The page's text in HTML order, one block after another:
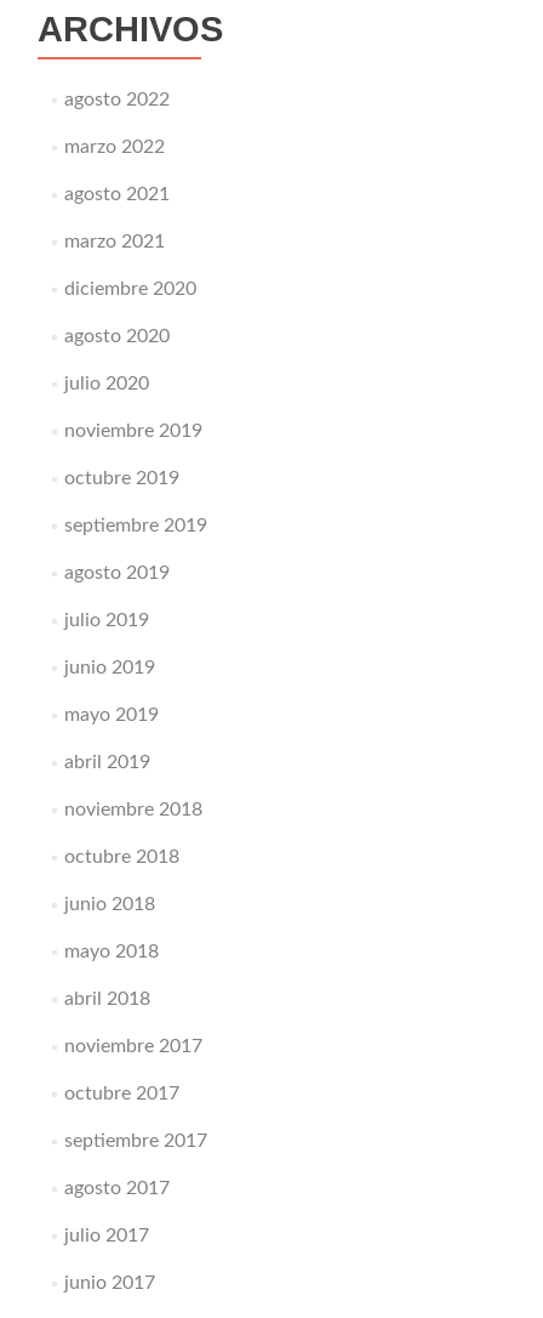
ARCHIVOS
agosto 2022
marzo 2022
agosto 2021
marzo 2021
diciembre 2020
agosto 2020
julio 2020
noviembre 2019
octubre 2019
septiembre 2019
agosto 2019
julio 2019
junio 2019
mayo 2019
abril 2019
noviembre 2018
octubre 2018
junio 2018
mayo 2018
abril 2018
noviembre 2017
octubre 2017
septiembre 2017
agosto 2017
julio 2017
junio 2017